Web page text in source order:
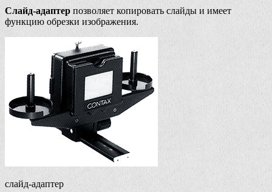
Слайд-адаптер позволяет копировать слайды и имеет
функцию обрезки изображения.
слайд-адаптер